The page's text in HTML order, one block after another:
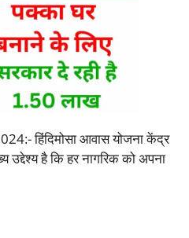
हिंदिमोसा आवास योजना केंद्र
है कि हर नागरिक को अपना